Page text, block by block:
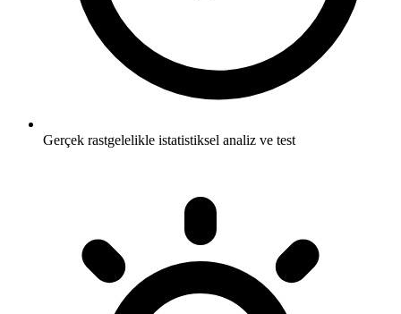
Gerçek rastgelelikle istatistiksel analiz ve test